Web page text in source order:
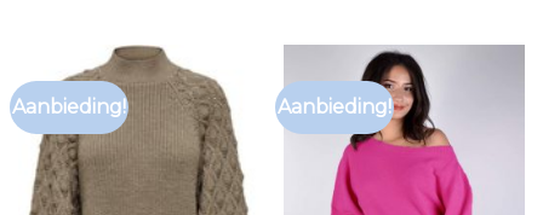
Aanbieding! Aanbieding!